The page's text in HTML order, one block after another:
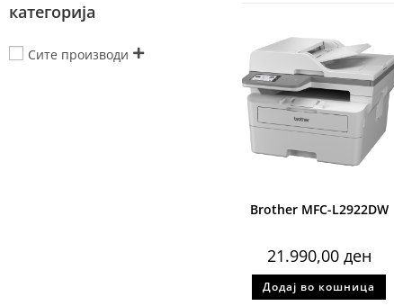
категорија
Сите производи
Brother MFC-L2922DW
21.990,00 ден
Додај во кошница